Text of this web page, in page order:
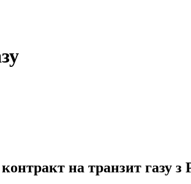
на транзит газу з